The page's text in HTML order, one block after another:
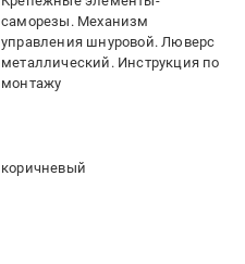
саморезы. Механизм
управления шнуровой. Люверс
металлический. Инструкция по
монтажу
коричневый